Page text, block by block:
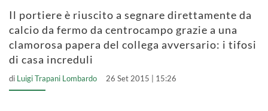
Il portiere è riuscito a segnare direttamente da
calcio da fermo da centrocampo grazie a una
clamorosa papera del collega avversario: i tifosi
di casa increduli
di Luigi Trapani Lombardo 26 Set 2015 | 15:26